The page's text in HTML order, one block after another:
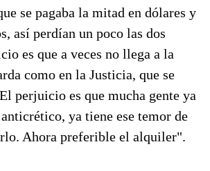
se pagaba la mitad en dólares y
así perdían un poco las dos
es que a veces no llega a la
como en la Justicia, que se
perjuicio es que mucha gente ya
ya tiene ese temor de
Ahora preferible el alquiler".